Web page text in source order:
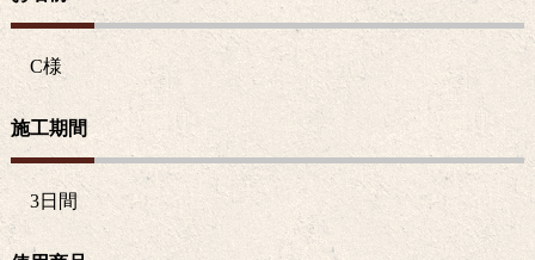
C様
施工期間
3日間